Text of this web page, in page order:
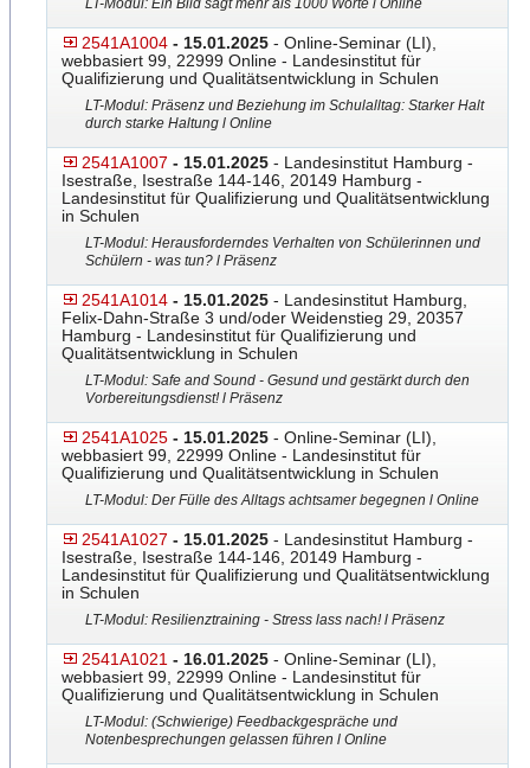
LT-Modul: Ein Bild sagt mehr als 1000 Worte l Online
2541A1004 - 15.01.2025 - Online-Seminar (LI),
webbasiert 99, 22999 Online - Landesinstitut für
Qualifizierung und Qualitätsentwicklung in Schulen
LT-Modul: Präsenz und Beziehung im Schulalltag: Starker Halt
durch starke Haltung l Online
2541A1007 - 15.01.2025 - Landesinstitut Hamburg -
Isestraße, Isestraße 144-146, 20149 Hamburg -
Landesinstitut für Qualifizierung und Qualitätsentwicklung
in Schulen
LT-Modul: Herausforderndes Verhalten von Schülerinnen und
Schülern - was tun? l Präsenz
2541A1014 - 15.01.2025 - Landesinstitut Hamburg,
Felix-Dahn-Straße 3 und/oder Weidenstieg 29, 20357
Hamburg - Landesinstitut für Qualifizierung und
Qualitätsentwicklung in Schulen
LT-Modul: Safe and Sound - Gesund und gestärkt durch den
Vorbereitungsdienst! l Präsenz
2541A1025 - 15.01.2025 - Online-Seminar (LI),
webbasiert 99, 22999 Online - Landesinstitut für
Qualifizierung und Qualitätsentwicklung in Schulen
LT-Modul: Der Fülle des Alltags achtsamer begegnen l Online
2541A1027 - 15.01.2025 - Landesinstitut Hamburg -
Isestraße, Isestraße 144-146, 20149 Hamburg -
Landesinstitut für Qualifizierung und Qualitätsentwicklung
in Schulen
LT-Modul: Resilienztraining - Stress lass nach! l Präsenz
2541A1021 - 16.01.2025 - Online-Seminar (LI),
webbasiert 99, 22999 Online - Landesinstitut für
Qualifizierung und Qualitätsentwicklung in Schulen
LT-Modul: (Schwierige) Feedbackgespräche und
Notenbesprechungen gelassen führen l Online